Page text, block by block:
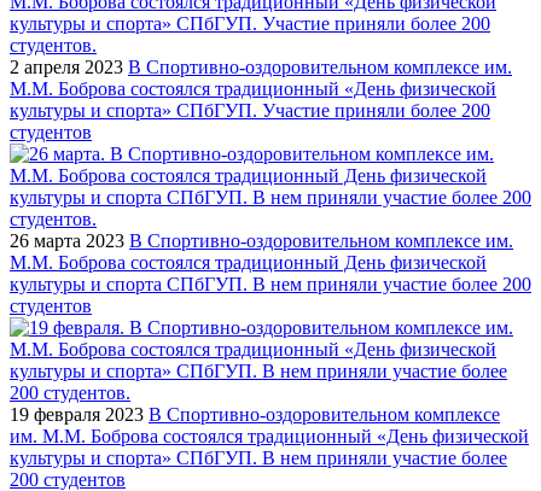
2 апреля 2023 В Спортивно-оздоровительном комплексе им.
М.М. Боброва состоялся традиционный «День физической
культуры и спорта» СПбГУП. Участие приняли более 200
студентов
26 марта 2023 В Спортивно-оздоровительном комплексе им.
М.М. Боброва состоялся традиционный День физической
культуры и спорта СПбГУП. В нем приняли участие более 200
студентов
19 февраля 2023 В Спортивно-оздоровительном комплексе
им. М.М. Боброва состоялся традиционный «День физической
культуры и спорта» СПбГУП. В нем приняли участие более
200 студентов